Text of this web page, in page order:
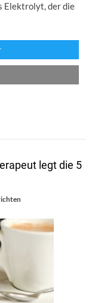
Elektrolyt, der die
legt die 5